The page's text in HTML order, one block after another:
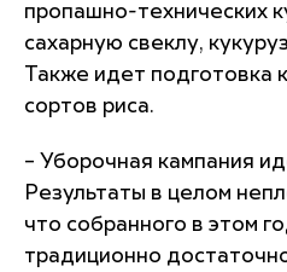
пропашно-технических
сахарную свеклу,
Также идет подготовка
сортов риса.
– Уборочная кампания
Результаты в целом
что собранного в этом
традиционно